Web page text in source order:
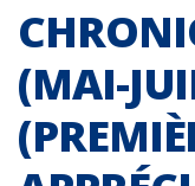
(MAI-